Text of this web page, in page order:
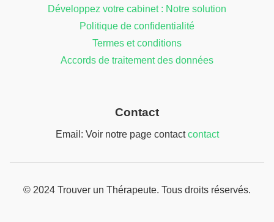
Développez votre cabinet : Notre solution
Politique de confidentialité
Termes et conditions
Accords de traitement des données
Contact
Email: Voir notre page contactcontact
© 2024 Trouver un Thérapeute. Tous droits réservés.